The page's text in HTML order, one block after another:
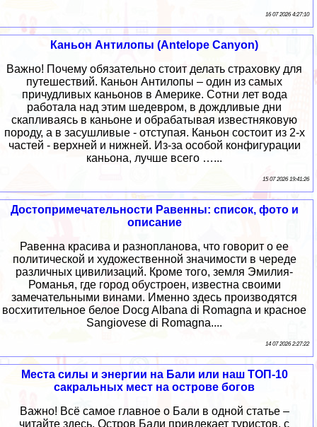
16 07 2026 4:27:10
Каньон Антилопы (Antelope Canyon)
Важно! Почему обязательно стоит делать страховку для
путешествий. Каньон Антилопы – один из самых
причудливых каньонов в Америке. Сотни лет вода
работала над этим шедевром, в дождливые дни
скапливаясь в каньоне и обрабатывая известняковую
породу, а в засушливые - отступая. Каньон состоит из 2-х
частей - верхней и нижней. Из-за особой конфигурации
каньона, лучше всего …...
15 07 2026 19:41:26
Достопримечательности Равенны: список, фото и
описание
Равенна красива и разнопланова, что говорит о ее
политической и художественной значимости в череде
различных цивилизаций. Кроме того, земля Эмилия-
Романья, где город обустроен, известна своими
замечательными винами. Именно здесь производятся
восхитительное белое Docg Albana di Romagna и красное
Sangiovese di Romagna....
14 07 2026 2:27:22
Места силы и энергии на Бали или наш ТОП-10
сакральных мест на острове богов
Важно! Всё самое главное о Бали в одной статье –
читайте здесь. Остров Бали привлекает туристов, с